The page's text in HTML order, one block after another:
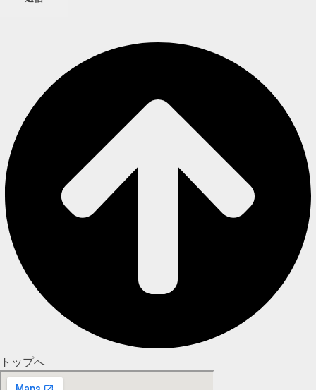
トップへ